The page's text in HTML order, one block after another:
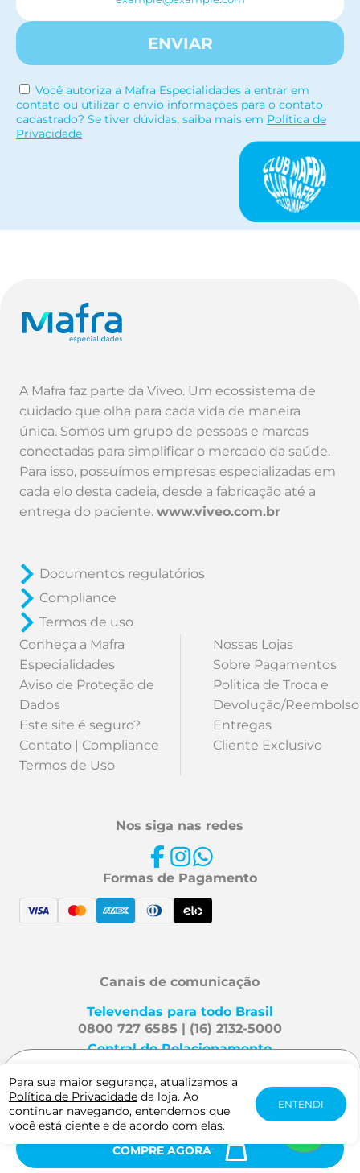
Para sua maior segurança, atualizamos a
Política de Privacidade da loja. Ao
continuar navegando, entendemos que
você está ciente e de acordo com elas.
ENTENDI
- + R$ 64,50
COMPRE AGORA
ENVIAR
Você autoriza a Mafra Especialidades a entrar em
contato ou utilizar o envio informações para o contato
cadastrado? Se tiver dúvidas, saiba mais em Política de
Privacidade
A Mafra faz parte da Viveo. Um ecossistema de
cuidado que olha para cada vida de maneira
única. Somos um grupo de pessoas e marcas
conectadas para simplificar o mercado da saúde.
Para isso, possuímos empresas especializadas em
cada elo desta cadeia, desde a fabricação até a
entrega do paciente.www.viveo.com.br
Documentos regulatórios
Compliance
Termos de uso
Conheça a Mafra
Especialidades
Aviso de Proteção de
Dados
Este site é seguro?
Contato | Compliance
Termos de Uso
Nossas Lojas
Sobre Pagamentos
Politica de Troca e
Devolução/Reembolso
Entregas
Cliente Exclusivo
Nos siga nas redes
Formas de Pagamento
Canais de comunicação
Televendas para todo Brasil
0800 727 6585 | (16) 2132-5000
Central de Relacionamento
Mafra Especialidades é uma
2026